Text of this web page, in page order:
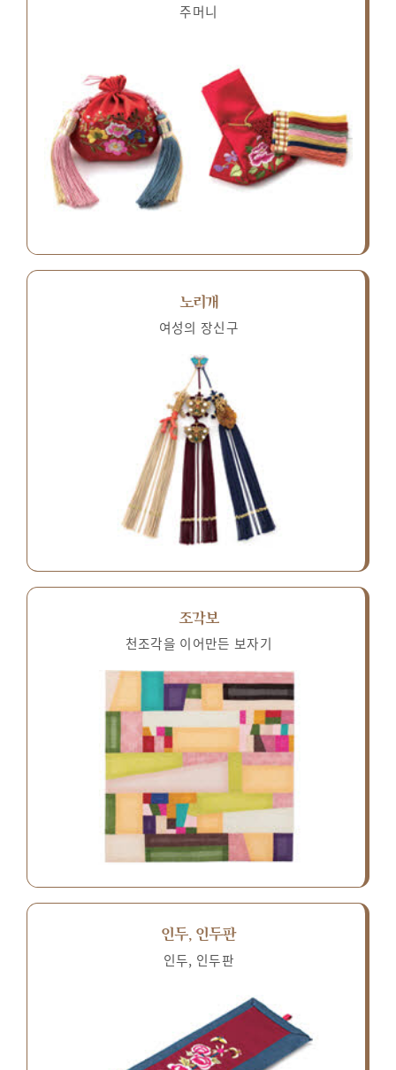
주머니
노리개
여성의 장신구
조각보
천조각을 이어만든 보자기
인두, 인두판
인두, 인두판